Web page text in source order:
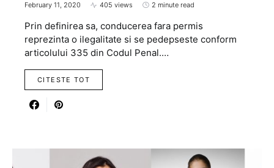
February 11, 2020 405 views 2 minute read
Prin definirea sa, conducerea fara permis
reprezinta o ilegalitate si se pedepseste conform
articolului 335 din Codul Penal.…
CITESTE TOT